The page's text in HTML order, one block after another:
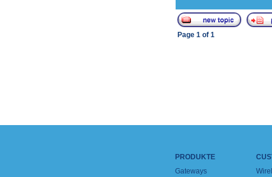
Page 1 of 1
PRODUKTE
Gateways